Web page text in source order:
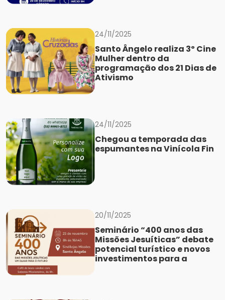
24/11/2025
Santo Ângelo realiza 3º Cine
Mulher dentro da
programação dos 21 Dias de
Ativismo
24/11/2025
Chegou a temporada das
espumantes na Vinícola Fin
20/11/2025
Seminário “400 anos das
Missões Jesuíticas” debate
potencial turístico e novos
investimentos para a